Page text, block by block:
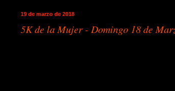
19 de marzo de 2018
5K de la Mujer - Domingo 18 de